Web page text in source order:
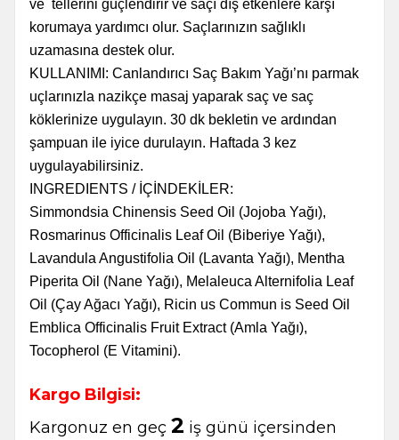
ve tellerini güçlendirir ve saçı dış etkenlere karşı
korumaya yardımcı olur. Saçlarınızın sağlıklı
uzamasına destek olur.
KULLANIMI: Canlandırıcı Saç Bakım Yağı’nı parmak
uçlarınızla nazikçe masaj yaparak saç ve saç
köklerinize uygulayın. 30 dk bekletin ve ardından
şampuan ile iyice durulayın. Haftada 3 kez
uygulayabilirsiniz.
INGREDIENTS / İÇİNDEKİLER:
Simmondsia Chinensis Seed Oil (Jojoba Yağı),
Rosmarinus Officinalis Leaf Oil (Biberiye Yağı),
Lavandula Angustifolia Oil (Lavanta Yağı), Mentha
Piperita Oil (Nane Yağı), Melaleuca Alternifolia Leaf
Oil (Çay Ağacı Yağı), Ricin us Commun is Seed Oil
Emblica Officinalis Fruit Extract (Amla Yağı),
Tocopherol (E Vitamini).
Kargo Bilgisi:
Kargonuz en geç 2 iş günü içersinden